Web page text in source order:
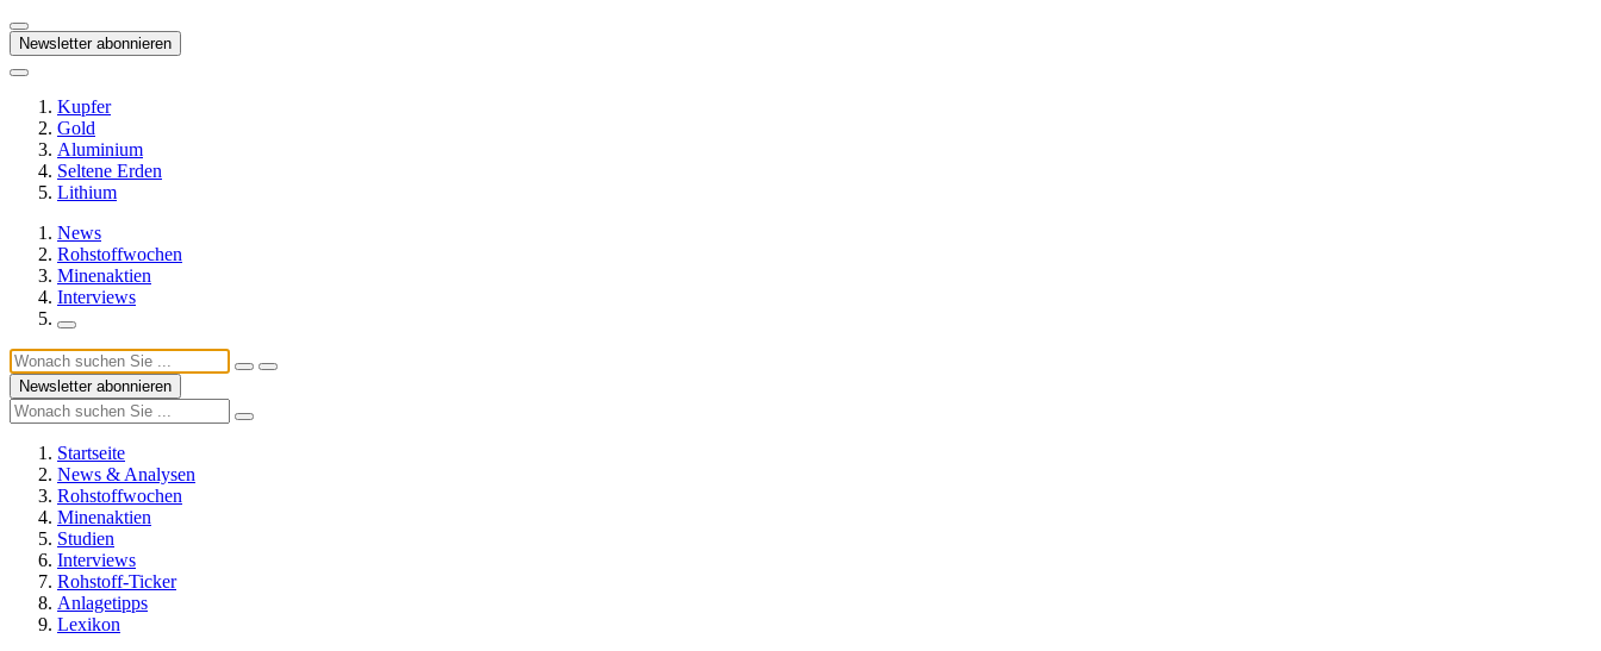
Newsletter abonnieren
Kupfer
Gold
Aluminium
Seltene Erden
Lithium
News
Rohstoffwochen
Minenaktien
Interviews
Newsletter abonnieren
Startseite
News & Analysen
Rohstoffwochen
Minenaktien
Studien
Interviews
Rohstoff-Ticker
Anlagetipps
Lexikon